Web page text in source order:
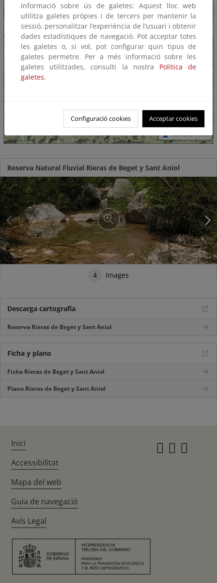
Reserva Natural Fluvial Rieras de Beget y Sant Aniol
4 Images
Descarga cartografía
Reserva Rieras de Beget y Sant Aniol
Ficha y plano
Ficha Rieras de Beget y Sant Aniol
Plano Rieras de Beget y Sant Aniol
Informació sobre ús de galetes: Aquest lloc web
utilitza galetes pròpies i de tercers per mantenir la
sessió, personalitzar l’experiència de l’usuari i obtenir
dades estadístiques de navegació. Pot acceptar totes
les galetes o, si vol, pot configurar quin tipus de
galetes permetre. Per a més informació sobre les
galetes utilitzades, consulti la nostra Política de
galetes.
Configuració cookies Acceptar cookies
Inici
Accessibilitat
Mapa del web
Guia de navegació
Avís Legal